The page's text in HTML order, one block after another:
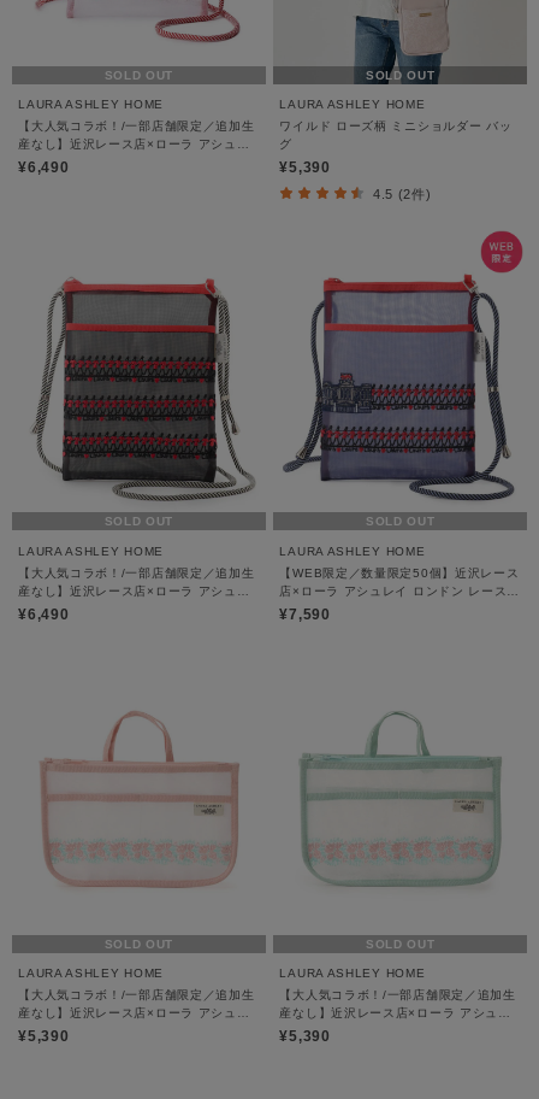
SOLD OUT
LAURA ASHLEY HOME
【大人気コラボ！/一部店舗限定／追加生
産なし】近沢レース店×ローラ アシュレ
イ ビンテージソルジャー レース サコッ
¥6,490
SOLD OUT
LAURA ASHLEY HOME
ワイルド ローズ柄 ミニショルダー バッ
グ
¥5,390
4.5 (2件)
SOLD OUT
LAURA ASHLEY HOME
【大人気コラボ！/一部店舗限定／追加生
産なし】近沢レース店×ローラ アシュレ
イ ビンテージソルジャー レース サコッ
¥6,490
SOLD OUT
LAURA ASHLEY HOME
【WEB限定／数量限定50個】近沢レース
店×ローラ アシュレイ ロンドン レース
サコッシュ
¥7,590
SOLD OUT
LAURA ASHLEY HOME
【大人気コラボ！/一部店舗限定／追加生
産なし】近沢レース店×ローラ アシュレ
イ クチュールローズ レース バッグ イン
¥5,390
SOLD OUT
LAURA ASHLEY HOME
【大人気コラボ！/一部店舗限定／追加生
産なし】近沢レース店×ローラ アシュレ
イ クチュールローズ レース バッグ イン
¥5,390